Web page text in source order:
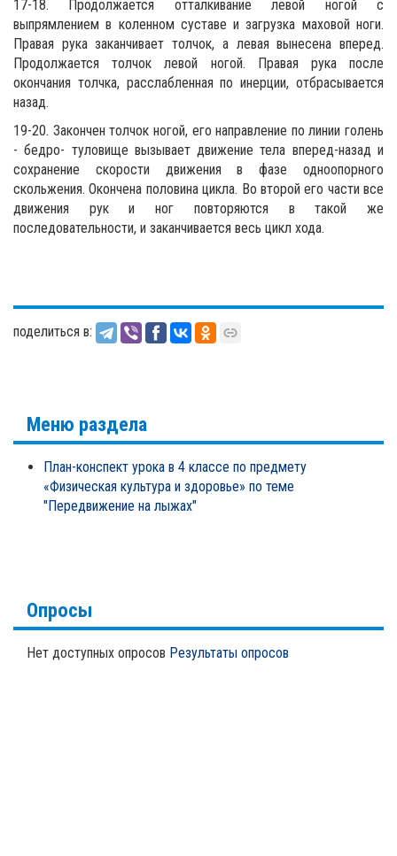
17-18. Продолжается отталкивание левой ногой с
выпрямлением в коленном суставе и загрузка маховой ноги.
Правая рука заканчивает толчок, а левая вынесена вперед.
Продолжается толчок левой ногой. Правая рука после
окончания толчка, расслабленная по инерции, отбрасывается
назад.
19-20. Закончен толчок ногой, его направление по линии голень
- бедро- туловище вызывает движение тела вперед-назад и
сохранение скорости движения в фазе одноопорного
скольжения. Окончена половина цикла. Во второй его части все
движения рук и ног повторяются в такой же
последовательности, и заканчивается весь цикл хода.
поделиться в:
Меню раздела
План-конспект урока в 4 классе по предмету
«Физическая культура и здоровье» по теме
"Передвижение на лыжах"
Опросы
Нет доступных опросов Результаты опросов